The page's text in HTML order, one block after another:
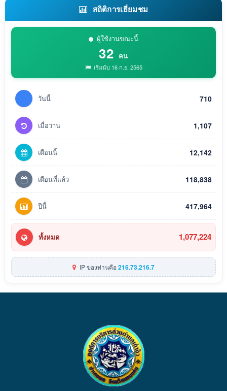
สถิติการเยี่ยมชม
ผู้ใช้งานขณะนี้
32 คน
เริ่มนับ 16 ก.ย. 2565
วันนี้ 710
เมื่อวาน 1,107
เดือนนี้ 12,142
เดือนที่แล้ว 118,838
ปีนี้ 417,964
ทั้งหมด 1,077,224
IP ของท่านคือ216.73.216.7